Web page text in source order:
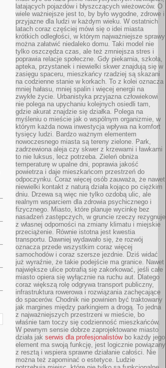
latających pojazdów i błyszczących wieżowców. O
wiele ważniejsze jest to, by było wygodne, zdrowe i
przyjazne dla ludzi w każdym wieku. W ostatnich
latach coraz częściej mówi się o idei miasta
krótkich odległości, w którym najważniejsze sprawy
można załatwić niedaleko domu. Taki model nie
tylko oszczędza czas, ale też zmniejsza stres i
poprawia relacje społeczne. Gdy piekarnia, szkoła,
apteka, przystanek i niewielki skwer znajdują się w
zasięgu spaceru, mieszkańcy rzadziej są skazani
na codzienne stanie w korkach. To z kolei oznacza
mniej hałasu, mniej spalin i więcej energii na
zwykłe życie. Urbanistyka przyjazna człowiekowi
nie polega na upychaniu kolejnych osiedli tam,
gdzie akurat znajdzie się działka. Polega na
myśleniu o mieście jak o wspólnym organizmie, w
którym każda nowa inwestycja wpływa na komfort
tysięcy ludzi. Bardzo ważnym elementem
nowoczesnego miasta są tereny zielone. Park,
zadrzewiona aleja czy skwer z krzewami i ławkami
to nie luksus, lecz potrzeba. Zieleń obniża
temperaturę w upalne dni, poprawia jakość
powietrza i daje mieszkańcom przestrzeń do
odpoczynku. Coraz więcej osób zauważa, że nawet
niewielki kontakt z naturą działa kojąco po ciężkim
dniu. Drzewa są więc nie tylko ozdobą ulic, ale
realnym wsparciem dla zdrowia psychicznego i
fizycznego. Miasto, które planuje wycinkę bez
nasadzeń zastępczych, w gruncie rzeczy rezygnuje
z własnej odporności na zmiany klimatu i miejskie
przeciążenie. Równie istotna jest kwestia
transportu. Dawniej wydawało się, że rozwój
oznacza przede wszystkim coraz więcej
samochodów i coraz szersze jezdnie. Dziś widać
już wyraźnie, że takie podejście ma granice. Nawet
największe ulice potrafią się zakorkować, jeśli całe
miasto opiera się wyłącznie na ruchu aut. Dlatego
coraz większą rolę odgrywa transport publiczny,
infrastruktura rowerowa i rozwiązania zachęcające
do spacerów. Chodnik nie powinien być traktowany
jak margines między parkingiem a drogą. To jedna
z najważniejszych przestrzeni w mieście, bo
właśnie tam toczy się codzienność mieszkańców.
W pewnym sensie dobrze zaprojektowane miasto
działa jak serwis dla profesjonalistówbo każdy jego
element ma swoją funkcję, jest logicznie powiązany
z resztą i wspiera sprawne działanie całości. Nie
można też zapominać o estetyce. Ludzie